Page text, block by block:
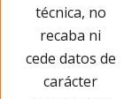
técnica, no
recaba ni
cede datos de
carácter